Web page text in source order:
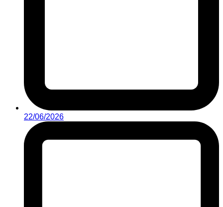
22/06/2026